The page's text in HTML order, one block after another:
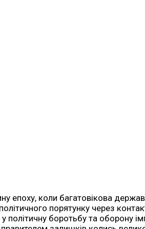
епоху, коли багатовікова
порятунку через
боротьбу та оборону